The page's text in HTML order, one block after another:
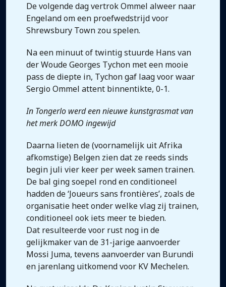
De volgende dag vertrok Ommel alweer naar
Engeland om een proefwedstrijd voor
Shrewsbury Town zou spelen.
Na een minuut of twintig stuurde Hans van
der Woude Georges Tychon met een mooie
pass de diepte in, Tychon gaf laag voor waar
Sergio Ommel attent binnentikte, 0-1.
In Tongerlo werd een nieuwe kunstgrasmat van
het merk DOMO ingewijd
Daarna lieten de (voornamelijk uit Afrika
afkomstige) Belgen zien dat ze reeds sinds
begin juli vier keer per week samen trainen.
De bal ging soepel rond en conditioneel
hadden de ‘Joueurs sans frontières’, zoals de
organisatie heet onder welke vlag zij trainen,
conditioneel ook iets meer te bieden.
Dat resulteerde voor rust nog in de
gelijkmaker van de 31-jarige aanvoerder
Mossi Juma, tevens aanvoerder van Burundi
en jarenlang uitkomend voor KV Mechelen.